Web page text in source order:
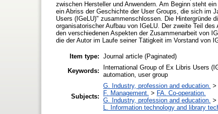
zwischen Hersteller und Anwendern. Am Beginn steht
ein Abriss der Geschichte der User Groups, die sich im
Users (IGeLU)" zusammenschlossen. Die Hintergründe
organisatorischer Aufbau von IGeLU. Der zweite Teil
den verschiedenen Aspekten der Zusammenarbeit von
die der Autor im Laufe seiner Tätigkeit im Vorstand von
Item type: Journal article (Paginated)
Keywords:
International Group of Ex Libris Users
automation, user group
Subjects:
G. Industry, profession and education. >
F. Management. > FA. Co-operation.
G. Industry, profession and education. >
L. Information technology and library